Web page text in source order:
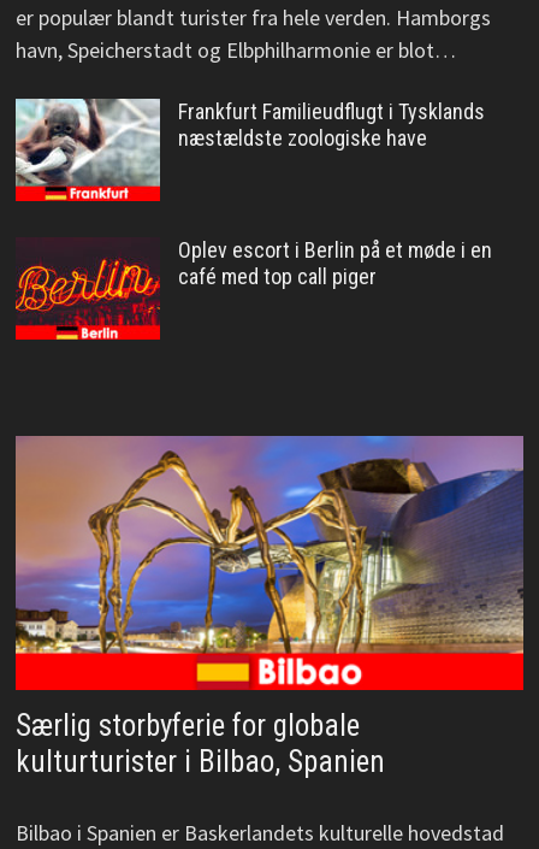
er populær blandt turister fra hele verden. Hamborgs
havn, Speicherstadt og Elbphilharmonie er blot…
Frankfurt Familieudflugt i Tysklands
næstældste zoologiske have
Oplev escort i Berlin på et møde i en
café med top call piger
Særlig storbyferie for globale
kulturturister i Bilbao, Spanien
Bilbao i Spanien er Baskerlandets kulturelle hovedstad